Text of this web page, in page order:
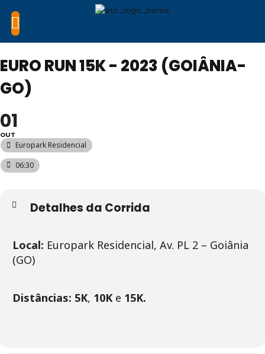
EURO RUN 15K - 2023 (GOIÂNIA-
GO)
01
OUT
Europark Residencial
06:30
Detalhes da Corrida
Local: Europark Residencial, Av. PL 2 – Goiânia
(GO)
Distâncias: 5K, 10Ke 15K.